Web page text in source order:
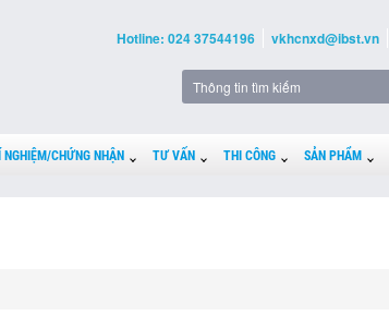
Hotline: 024 37544196 vkhcnxd@ibst.vn
NGHIỆM/CHỨNG NHẬN TƯ VẤN THI CÔNG SẢN PHẨM